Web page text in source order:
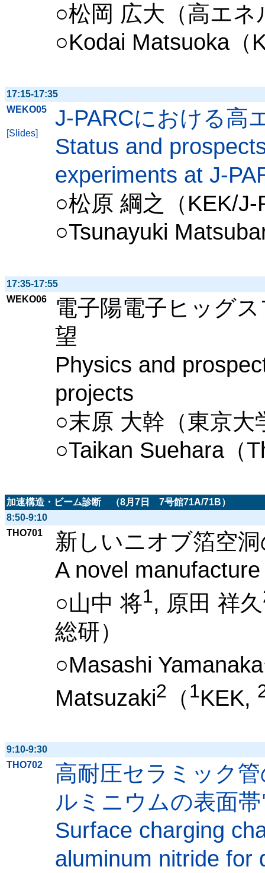
○松岡 広大（高エ
○Kodai Matsuoka（
17:15-17:35
WEKO05
[Slides]
J-PARCにおける高
Status and
experiments at J-
○松原 綱之（KEK/J-
○Tsunayuki
17:35-17:55
WEKO06
電子陽電子ヒッグ
望
Physics and
projects
○末原 大幹（東京大
○Taikan Suehara（
加速構造・ビーム診断 （8月7日 7号館71A/71B）
8:50-9:10
THO701
新しいニオブ箔空
A novel
○山中 将1, 原田 祥久
総研）
○Masashi Yamanaka
Matsuzaki2 （ 1KEK,
9:10-9:30
THO702
高耐圧セラミック
ルミニウムの表面
Surface charging
aluminum nitride for